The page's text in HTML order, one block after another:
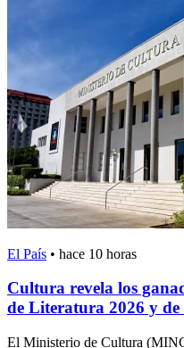
El País • hace 10 horas
Cultura revela los
de Literatura 2026 y
El Ministerio de Cultura